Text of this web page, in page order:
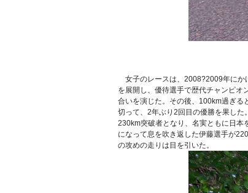
女子のレースは、2008?2009年にか
を展開し、優待選手で歴代チャンピオ
合いを演じた。その後、100km過ぎる
切って、2年ぶり2回目の優勝を果し
230km突破者となり、名実ともに日本
になって息を吹き返した伊藤選手が
の攻めの走りは目を引いた。